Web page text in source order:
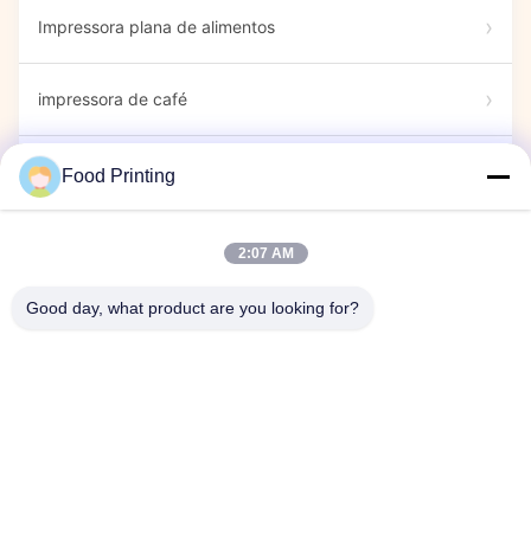
Impressora plana de alimentos
impressora de café
Marcadores comestíveis
impressora cápsula
Food Printing
2:07 AM
Good day, what product are you looking for?